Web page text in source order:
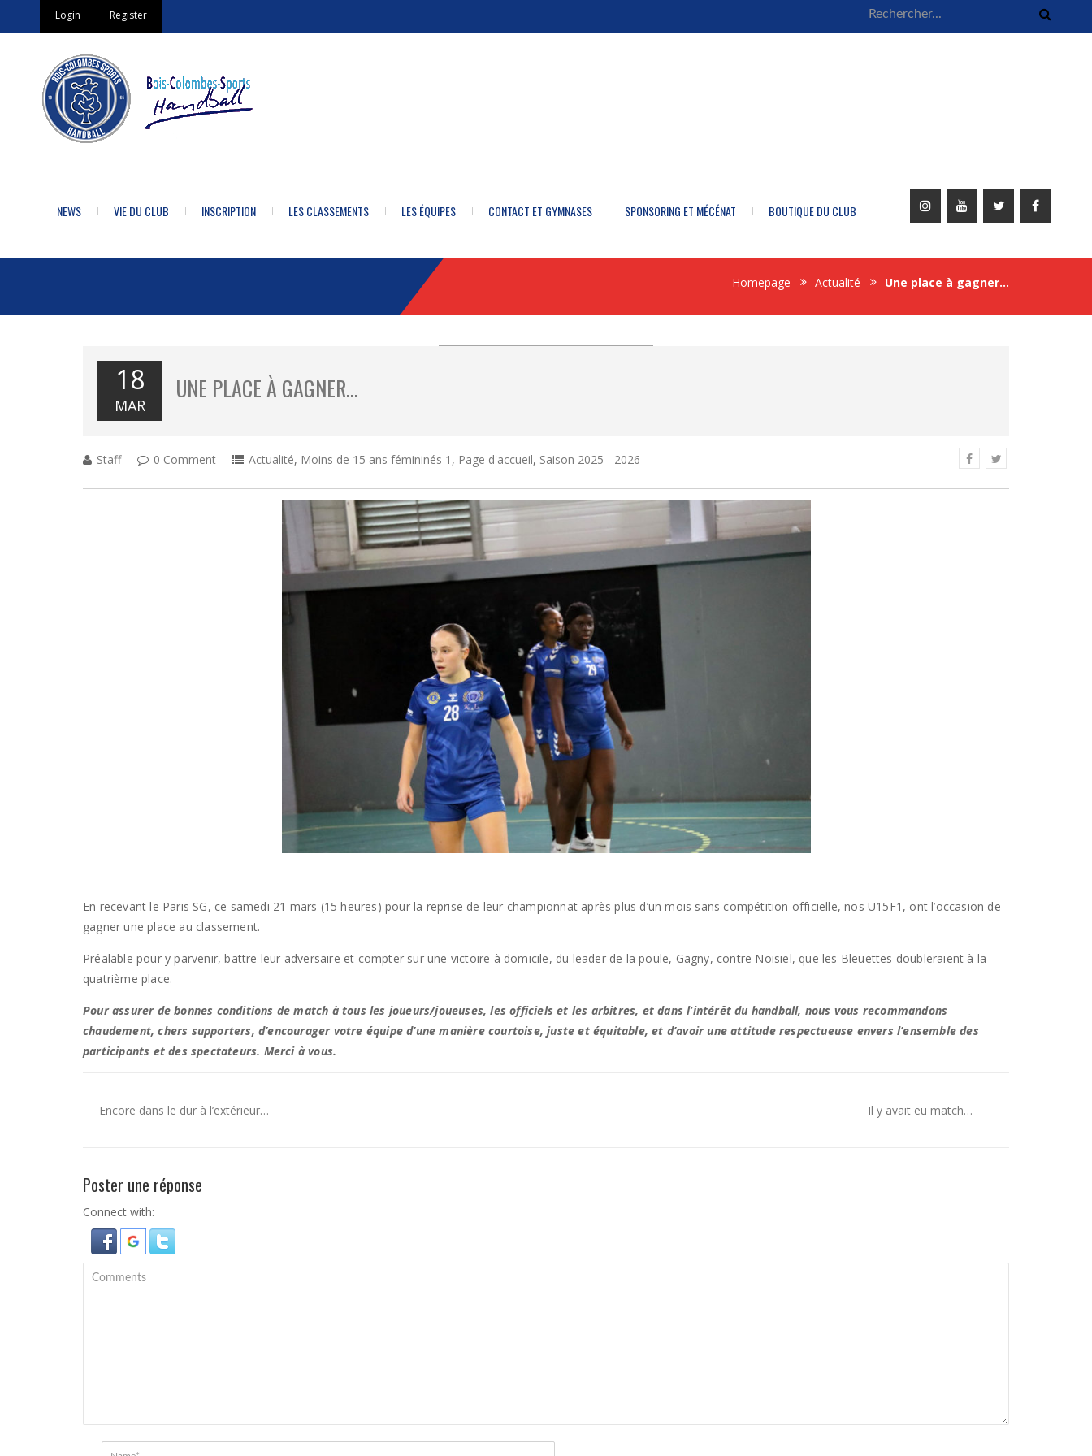
Login Register
NEWS VIE DU CLUB INSCRIPTION LES CLASSEMENTS LES ÉQUIPES CONTACT ET GYMNASES SPONSORING ET MÉCÉNAT BOUTIQUE DU CLUB
Homepage Actualité Une place à gagner…
18
MAR
UNE PLACE À GAGNER…
Staff 0 Comment Actualité, Moins de 15 ans fémininés 1 , Page d'accueil, Saison 2025 - 2026
En recevant le Paris SG, ce samedi 21 mars (15 heures) pour la reprise de leur championnat après plus d’un mois sans compétition officielle, nos U15F1, ont l’occasion de
gagner une place au classement.
Préalable pour y parvenir, battre leur adversaire et compter sur une victoire à domicile, du leader de la poule, Gagny, contre Noisiel, que les Bleuettes doubleraient à la
quatrième place.
Pour assurer de bonnes conditions de match à tous les joueurs/joueuses, les officiels et les arbitres, et dans l’intérêt du handball, nous vous recommandons
chaudement, chers supporters, d’encourager votre équipe d’une manière courtoise, juste et équitable, et d’avoir une attitude respectueuse envers l’ensemble des
participants et des spectateurs. Merci à vous.
Encore dans le dur à l’extérieur… Il y avait eu match…
Poster une réponse
Connect with: